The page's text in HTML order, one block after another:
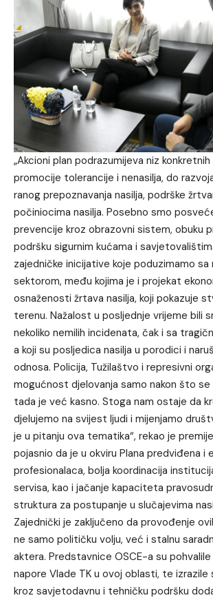
„Akcioni plan podrazumijeva niz
promocije tolerancije i nenasilja, do
ranog prepoznavanja nasilja, podrške
počiniocima nasilja. Posebno smo
prevencije kroz obrazovni sistem, obuku
podršku sigurnim kućama i
zajedničke inicijative koje poduzimamo sa
sektorom, među kojima je i projekat
osnaženosti žrtava nasilja, koji pokazuje
terenu. Nažalost u posljednje vrijeme bili
nekoliko nemilih incidenata, čak i sa
a koji su posljedica nasilja u porodici i
odnosa. Policija, Tužilaštvo i represivni
mogućnost djelovanja samo nakon što se
tada je već kasno. Stoga nam ostaje da
djelujemo na svijest ljudi i mijenjamo
je u pitanju ova tematika“, rekao je
pojasnio da je u okviru Plana predviđena i
profesionalaca, bolja koordinacija
servisa, kao i jačanje kapaciteta
struktura za postupanje u slučajevima
Zajednički je zaključeno da provođenje
ne samo političku volju, već i stalnu
aktera. Predstavnice OSCE-a su
napore Vlade TK u ovoj oblasti, te
kroz savjetodavnu i tehničku podršku